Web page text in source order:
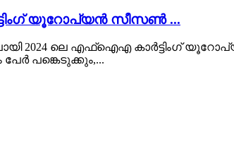
യൂറോപ്യൻ സീസൺ ...
2024 ലെ എഫ്‌ഐഎ കാർട്ടിംഗ്
പങ്കെടുക്കും,...